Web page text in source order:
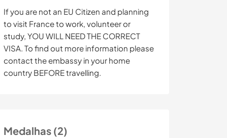
If you are not an EU Citizen and planning
to visit France to work, volunteer or
study, YOU WILL NEED THE CORRECT
VISA. To find out more information please
contact the embassy in your home
country BEFORE travelling.
Medalhas (2)